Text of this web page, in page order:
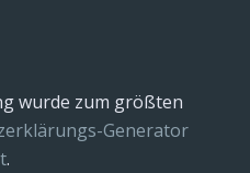
wurde zum größten
Generator
.